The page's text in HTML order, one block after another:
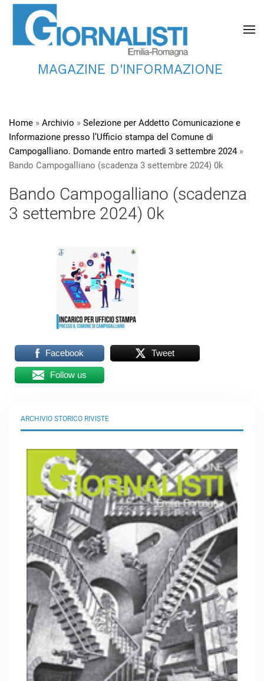
MAGAZINE D'INFORMAZIONE
Home » Archivio » Selezione per Addetto Comunicazione e
Informazione presso l’Ufficio stampa del Comune di
Campogalliano. Domande entro martedì 3 settembre 2024»
Bando Campogalliano (scadenza 3 settembre 2024) 0k
Bando Campogalliano (scadenza
3 settembre 2024) 0k
Facebook Tweet
Follow us
ARCHIVIO STORICO RIVISTE